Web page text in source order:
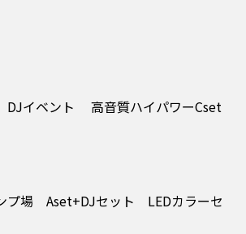
イベント 高音質ハイパワーCset
プ場 Aset+DJセット LEDカラーセ